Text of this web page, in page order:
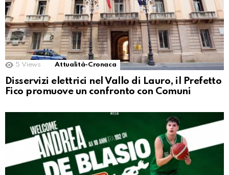
5 Views Attualità-Cronaca
Disservizi elettrici nel Vallo di Lauro, il Prefetto
Fico promuove un confronto con Comuni